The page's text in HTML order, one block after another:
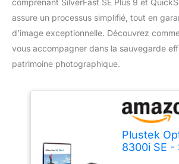
assure un processus simplifié, tout en
d’image exceptionnelle. Découvrez
vous accompagner dans la sauvegarde
patrimoine photographique.
Plustek
8300i SE -